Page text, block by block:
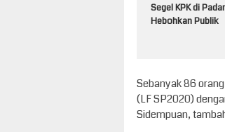
Segel KPK di
Hebohkan Publik
Sebanyak 86
(LF SP2020)
Sidempuan,